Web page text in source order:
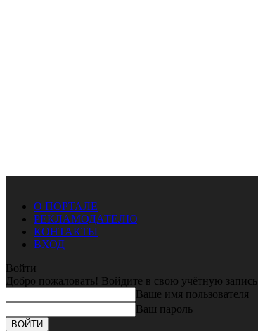
О ПОРТАЛЕ
РЕКЛАМОДАТЕЛЮ
КОНТАКТЫ
ВХОД
Войти
Добро пожаловать! Войдите в свою учётную запись
Ваше имя пользователя
Ваш пароль